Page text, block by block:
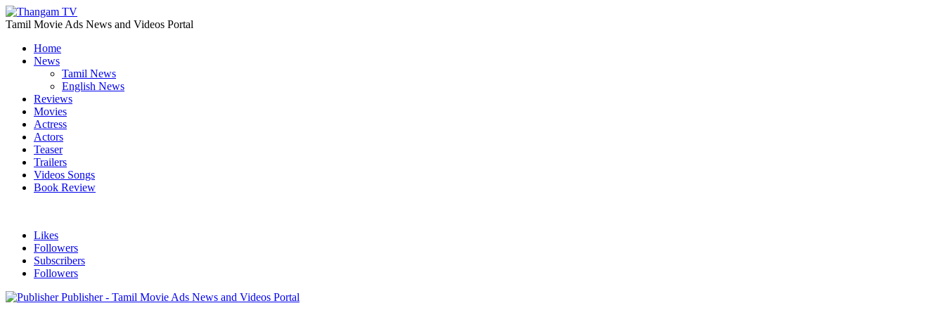
Tamil Movie Ads News and Videos Portal
Home
News
Tamil News
English News
Reviews
Movies
Actress
Actors
Teaser
Trailers
Videos Songs
Book Review
Likes
Followers
Subscribers
Followers
Publisher - Tamil Movie Ads News and Videos Portal